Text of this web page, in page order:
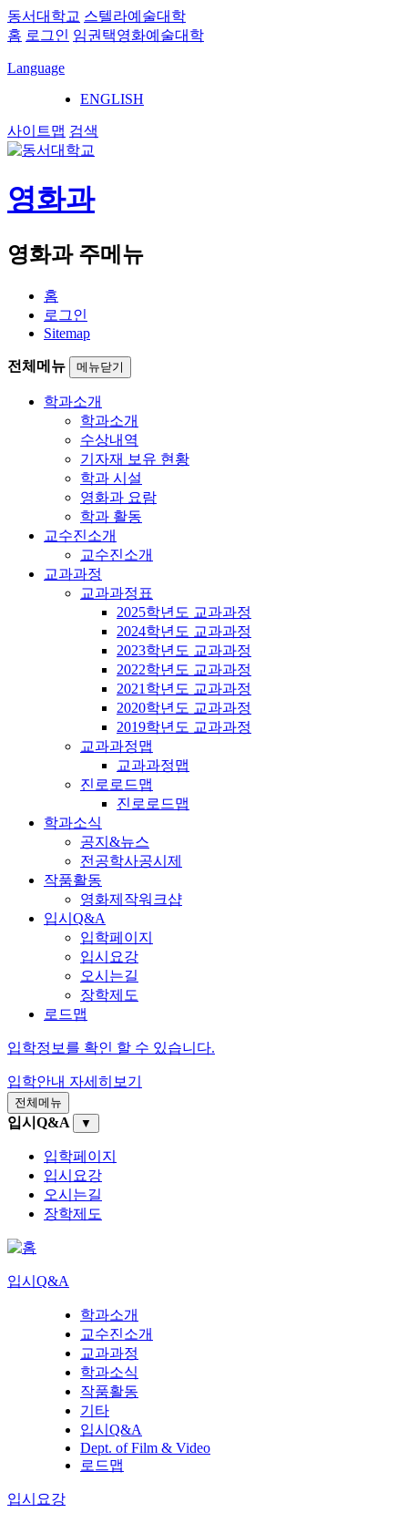
동서대학교 스텔라예술대학
홈 로그인 임권택영화예술대학
Language
ENGLISH
사이트맵 검색
영화과
영화과 주메뉴
홈
로그인
Sitemap
전체메뉴 메뉴닫기
학과소개
학과소개
수상내역
기자재 보유 현황
학과 시설
영화과 요람
학과 활동
교수진소개
교수진소개
교과과정
교과과정표
2025학년도 교과과정
2024학년도 교과과정
2023학년도 교과과정
2022학년도 교과과정
2021학년도 교과과정
2020학년도 교과과정
2019학년도 교과과정
교과과정맵
교과과정맵
진로로드맵
진로로드맵
학과소식
공지&뉴스
전공학사공시제
작품활동
영화제작워크샵
입시Q&A
입학페이지
입시요강
오시는길
장학제도
로드맵
입학정보를 확인 할 수 있습니다.
입학안내 자세히보기
전체메뉴
입시Q&A ▼
입학페이지
입시요강
오시는길
장학제도
입시Q&A
학과소개
교수진소개
교과과정
학과소식
작품활동
기타
입시Q&A
Dept. of Film & Video
로드맵
입시요강